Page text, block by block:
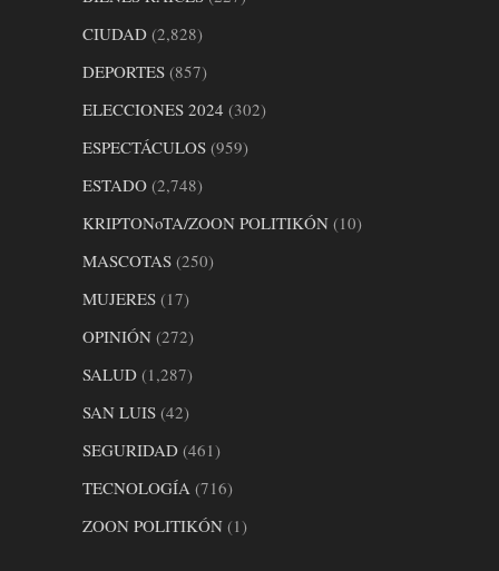
CIUDAD (2,828)
DEPORTES (857)
ELECCIONES 2024 (302)
ESPECTÁCULOS (959)
ESTADO (2,748)
KRIPTONoTA/ZOON POLITIKÓN (10)
MASCOTAS (250)
MUJERES (17)
OPINIÓN (272)
SALUD (1,287)
SAN LUIS (42)
SEGURIDAD (461)
TECNOLOGÍA (716)
ZOON POLITIKÓN (1)